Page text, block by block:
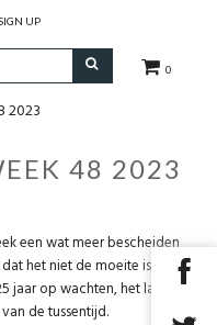
0
UP
2023
48 2023
een wat meer bescheiden
het niet de moeite is, in
jaar op wachten, het lang
de tussentijd.